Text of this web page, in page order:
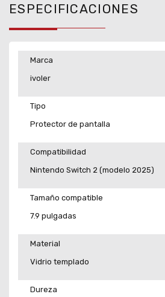
ESPECIFICACIONES
Marca
ivoler
Tipo
Protector de pantalla
Compatibilidad
Nintendo Switch 2 (modelo 2025)
Tamaño compatible
7.9 pulgadas
Material
Vidrio templado
Dureza